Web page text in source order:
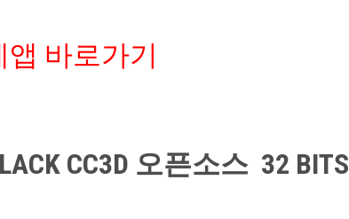
바로가기
CC3D 오픈소스 32 BITS